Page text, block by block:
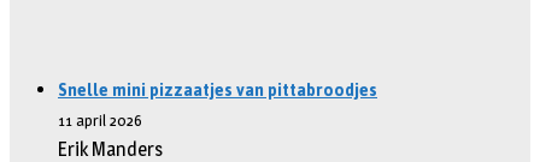
Snelle mini pizzaatjes van pittabroodjes
11 april 2026
Erik Manders